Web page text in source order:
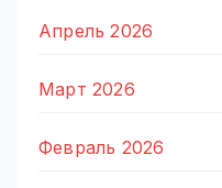
Апрель 2026
Март 2026
Февраль 2026